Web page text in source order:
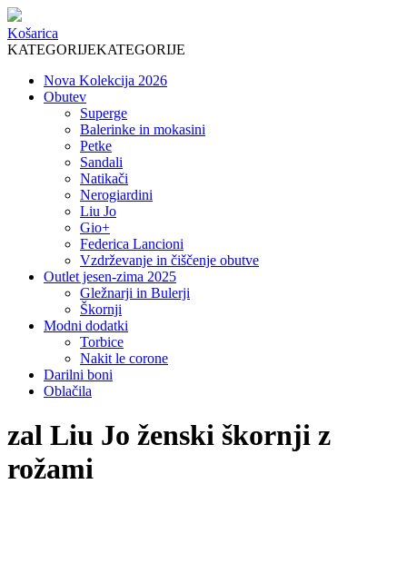
Košarica
KATEGORIJEKATEGORIJE
Nova Kolekcija 2026
Obutev
Superge
Balerinke in mokasini
Petke
Sandali
Natikači
Nerogiardini
Liu Jo
Gio+
Federica Lancioni
Vzdrževanje in čiščenje obutve
Outlet jesen-zima 2025
Gležnarji in Bulerji
Škornji
Modni dodatki
Torbice
Nakit le corone
Darilni boni
Oblačila
zal Liu Jo ženski škornji z
rožami